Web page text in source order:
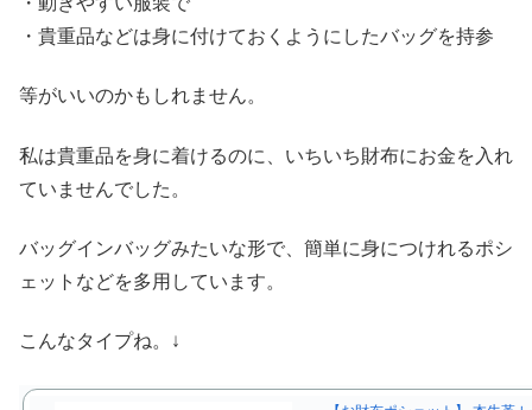
・貴重品などは身に付けておくようにしたバッグを持参
等がいいのかもしれません。
私は貴重品を身に着けるのに、いちいち財布にお金を入れ
ていませんでした。
バッグインバッグみたいな形で、簡単に身につけれるポシ
ェットなどを多用しています。
こんなタイプね。↓